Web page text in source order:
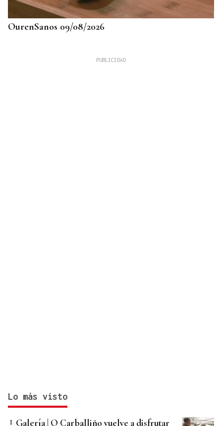
OurenSanos 09/08/2026
Lo más visto
Galería | O Carballiño vuelve a disfrutar